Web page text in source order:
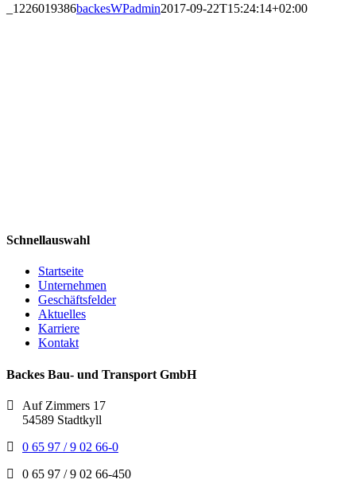
_1226019386backesWPadmin2017-09-22T15:24:14+02:00
Schnellauswahl
Startseite
Unternehmen
Geschäftsfelder
Aktuelles
Karriere
Kontakt
Backes Bau- und Transport GmbH
Auf Zimmers 17
54589 Stadtkyll
0 65 97 / 9 02 66-0
0 65 97 / 9 02 66-450